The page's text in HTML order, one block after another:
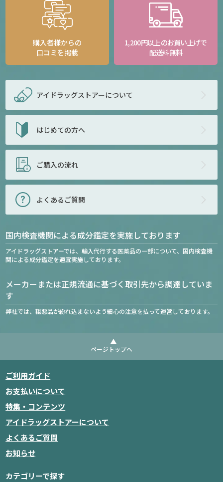
購入者様からの
口コミを掲載
1,200円以上のお買い上げで
配送料無料
アイドラッグストアーについて
はじめての方へ
ご購入の流れ
よくあるご質問
国内検査機関による成分鑑定を実施しております
アイドラッグストアーでは、輸入代行する医薬品の一部について、国内検査機
関による成分鑑定を適宜実施しております。
メーカーまたは正規流通に基づく取引先から調達していま
す
弊社では、粗悪品が紛れ込まないよう細心の注意を払って運営しております。
ページトップへ
ご利用ガイド
お支払いについて
特集・コンテンツ
アイドラッグストアーについて
よくあるご質問
お知らせ
カテゴリーで探す